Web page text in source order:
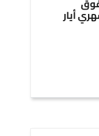
أﻳﺎر